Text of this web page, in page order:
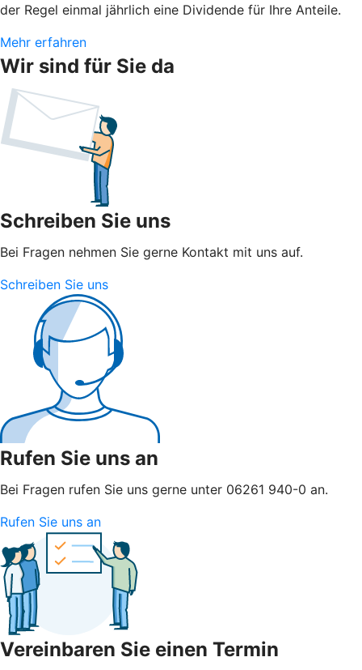
der Regel einmal jährlich eine Dividende für Ihre Anteile.
Mehr erfahren
Wir sind für Sie da
Schreiben Sie uns
Bei Fragen nehmen Sie gerne Kontakt mit uns auf.
Schreiben Sie uns
Rufen Sie uns an
Bei Fragen rufen Sie uns gerne unter 06261 940-0 an.
Rufen Sie uns an
Vereinbaren Sie einen Termin